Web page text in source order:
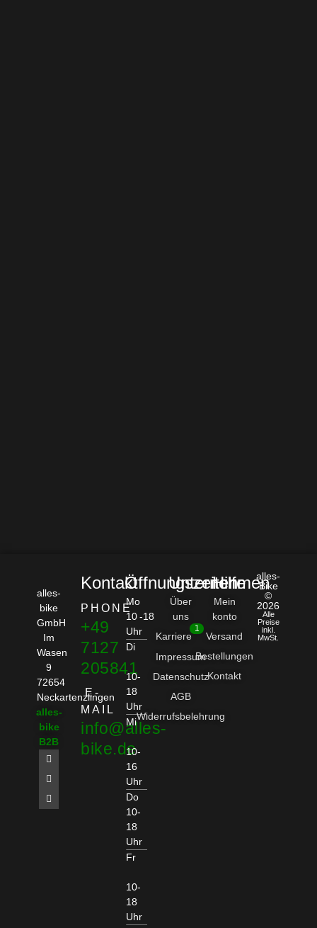
alles-
bike
GmbH
Im
Wasen
9
72654
Neckartenzlingen
alles-
bike
B2B
Kontakt
PHONE
+49
7127
205841
E-
MAIL
info@alles-
bike.de
Öffnungszeiten
Mo
10 -18
Uhr
Di
10-
18
Uhr
Mi
10-
16
Uhr
Do
10-
18
Uhr
Fr
10-
18
Uhr
Unternehmen
Über
uns
Karriere
1
Impressum
Datenschutz
AGB
Widerrufsbelehrung
Hilfe
Mein
konto
Versand
Bestellungen
Kontakt
alles-
Bike
©
2026
Alle
Preise
inkl.
MwSt.